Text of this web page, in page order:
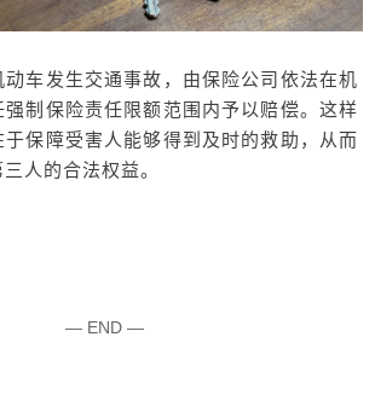
车发生交通事故，由保险公司依法在机
制保险责任限额范围内予以赔偿。这样
保障受害人能够得到及时的救助，从而
人的合法权益。
— END —